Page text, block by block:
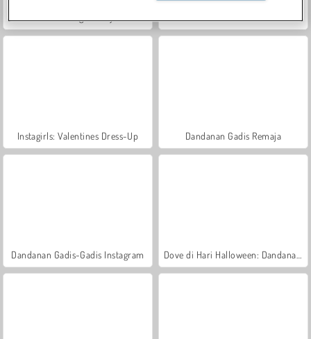
Instagirls: Valentines Dress-Up Dandanan Gadis Remaja
Dandanan Gadis-Gadis Instagram